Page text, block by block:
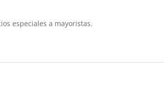
especiales a mayoristas.